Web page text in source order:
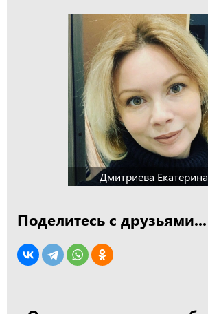
Дмитриева Екатерина
Поделитесь с друзьями...